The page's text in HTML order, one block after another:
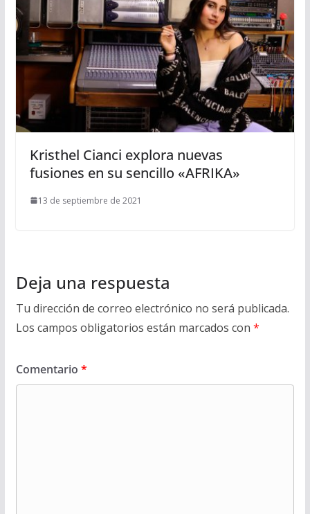
Kristhel Cianci explora nuevas
fusiones en su sencillo «AFRIKA»
13 de septiembre de 2021
Deja una respuesta
Tu dirección de correo electrónico no será publicada.
Los campos obligatorios están marcados con *
Comentario *